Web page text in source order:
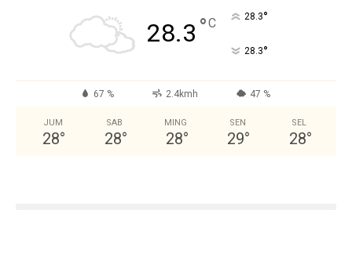
28.3 °C 28.3°
28.3°
67 % 2.4kmh 47 %
JUM
28°
SAB
28°
MING
28°
SEN
29°
SEL
28°